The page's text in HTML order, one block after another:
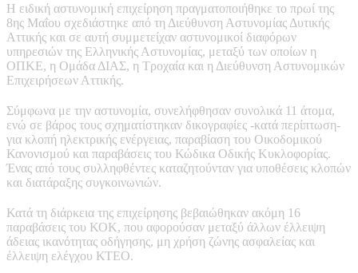
Η ειδική αστυνομική επιχείρηση πραγματοποιήθηκε το πρωί της
8ης Μαΐου σχεδιάστηκε από τη Διεύθυνση Αστυνομίας Δυτικής
Αττικής και σε αυτή συμμετείχαν αστυνομικοί διαφόρων
υπηρεσιών της Ελληνικής Αστυνομίας, μεταξύ των οποίων η
ΟΠΚΕ, η Ομάδα ΔΙΑΣ, η Τροχαία και η Διεύθυνση Αστυνομικών
Επιχειρήσεων Αττικής.
Σύμφωνα με την αστυνομία, συνελήφθησαν συνολικά 11 άτομα,
ενώ σε βάρος τους σχηματίστηκαν δικογραφίες -κατά περίπτωση-
για κλοπή ηλεκτρικής ενέργειας, παραβίαση του Οικοδομικού
Κανονισμού και παραβάσεις του Κώδικα Οδικής Κυκλοφορίας.
Ένας από τους συλληφθέντες καταζητούνταν για υποθέσεις κλοπών
και διατάραξης συγκοινωνιών.
Κατά τη διάρκεια της επιχείρησης βεβαιώθηκαν ακόμη 16
παραβάσεις του ΚΟΚ, που αφορούσαν μεταξύ άλλων έλλειψη
άδειας ικανότητας οδήγησης, μη χρήση ζώνης ασφαλείας και
έλλειψη ελέγχου ΚΤΕΟ.